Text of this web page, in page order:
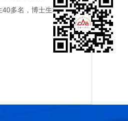
40多名，博士生33